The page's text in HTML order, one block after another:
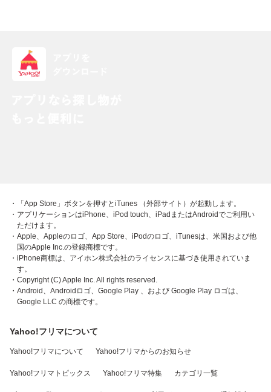
・「App Store」ボタンを押すとiTunes （外部サイト）が起動します。
・アプリケーションはiPhone、iPod touch、iPadまたはAndroidでご利用い
ただけます。
・Apple、Appleのロゴ、App Store、iPodのロゴ、iTunesは、米国および他
国のApple Inc.の登録商標です。
・iPhone商標は、アイホン株式会社のライセンスに基づき使用されていま
す。
・Copyright (C) Apple Inc. All rights reserved.
・Android、Androidロゴ、Google Play 、および Google Play ロゴは、
Google LLC の商標です。
Yahoo!フリマについて
Yahoo!フリマについて Yahoo!フリマからのお知らせ
Yahoo!フリマトピックス Yahoo!フリマ特集 カテゴリ一覧